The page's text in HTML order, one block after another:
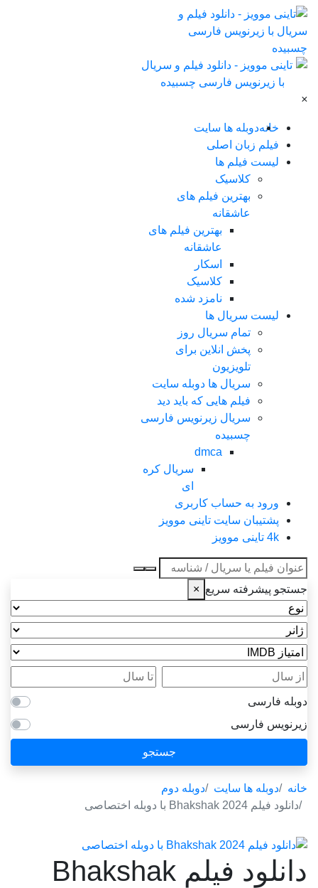
×
خانهدوبله ها سایت
فیلم زبان اصلی
لیست فیلم ها
کلاسیک
بهترین فیلم های
عاشقانه
بهترین فیلم های
عاشقانه
اسکار
کلاسیک
نامزد شده
لیست سریال ها
تمام سریال روز
پخش انلاین برای
تلویزیون
سریال ها دوبله سایت
فیلم هایی که باید دید
سریال زیرنویس فارسی
چسبیده
dmca
سریال کره
ای
ورود به حساب کاربری
پشتیبان سایت تاینی موویز
4k تاینی موویز
عنوان جستجو
جستجو پیشرفته سریع ×
نوع
ژانر
امتیاز IMDB
از سال
تا سال
دوبله فارسی
زیرنویس فارسی
جستجو
خانه دوبله ها سایت
دوبله دوم
دانلود فیلم Bhakshak 2024 با دوبله اختصاصی
دانلود فیلم Bhakshak